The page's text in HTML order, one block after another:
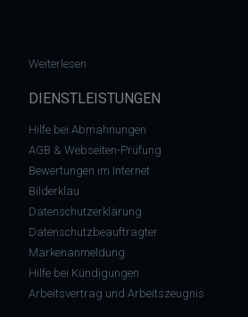
Weiterlesen
DIENSTLEISTUNGEN
Hilfe bei Abmahnungen
AGB & Webseiten-Prüfung
Bewertungen im Internet
Bilderklau
Datenschutzerklärung
Datenschutzbeauftragter
Markenanmeldung
Hilfe bei Kündigungen
Arbeitsvertrag und Arbeitszeugnis